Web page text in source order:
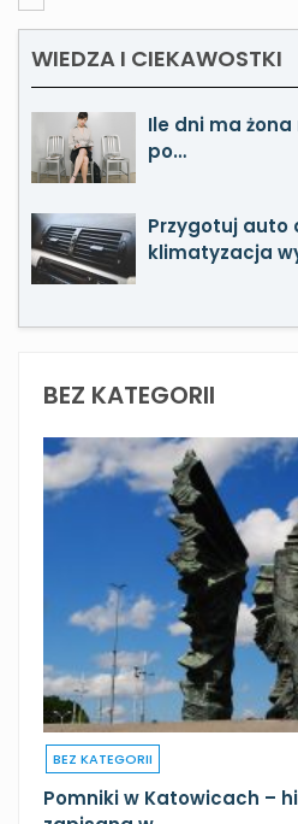
WIEDZA I CIEKAWOSTKI
Ile dni ma
po…
Przygotuj auto
klimatyzacja
BEZ KATEGORII
BEZ KATEGORII
Pomniki w Katowicach –